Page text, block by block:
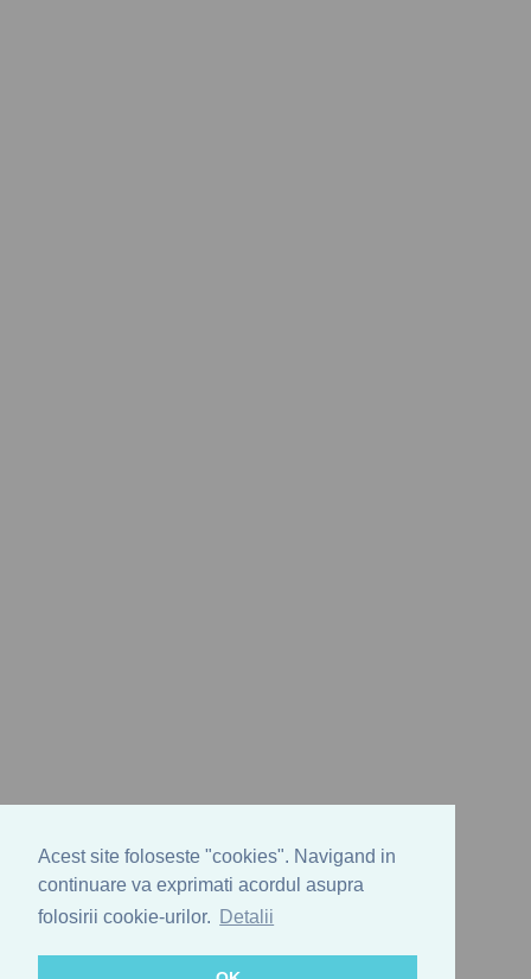
Acest site foloseste "cookies". Navigand in
continuare va exprimati acordul asupra
folosirii cookie-urilor.
Detalii